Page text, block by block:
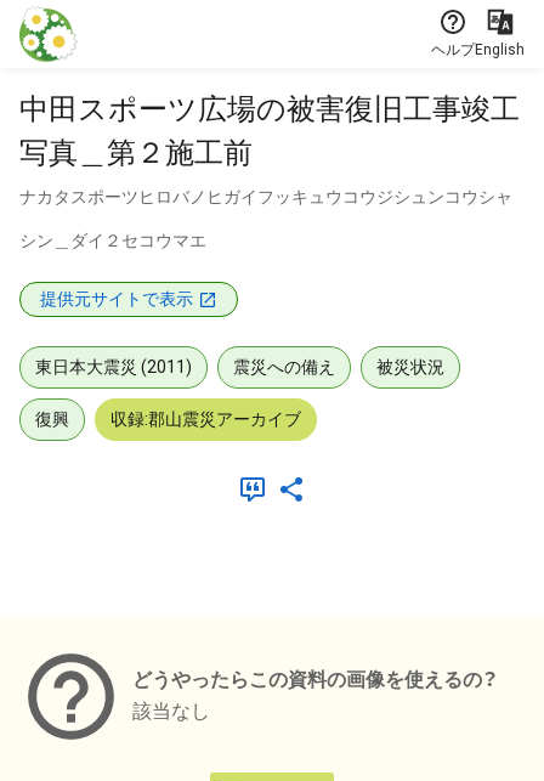
本文に飛ぶ
ヘルプEnglish
中田スポーツ広場の被害復旧工事竣工
写真＿第２施工前
ナカタスポーツヒロバノヒガイフッキュウコウジシュンコウシャ
シン＿ダイ２セコウマエ
提供元サイトで表示
東日本大震災 (2011) 震災への備え 被災状況
復興 収録:郡山震災アーカイブ
どうやったらこの資料の画像を使えるの？
該当なし